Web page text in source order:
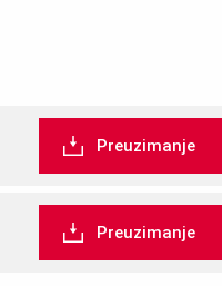
Preuzimanje
Preuzimanje